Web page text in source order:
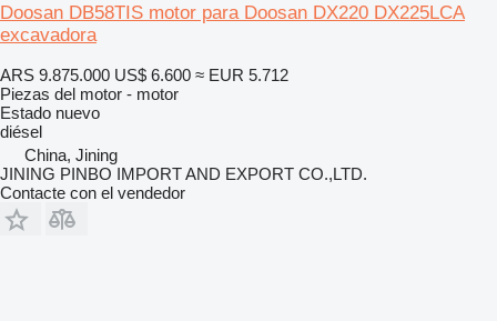
Doosan DB58TIS motor para Doosan DX220 DX225LCA
excavadora
ARS 9.875.000 US$ 6.600 ≈ EUR 5.712
Piezas del motor - motor
Estado nuevo
diésel
China, Jining
JINING PINBO IMPORT AND EXPORT CO.,LTD.
Contacte con el vendedor